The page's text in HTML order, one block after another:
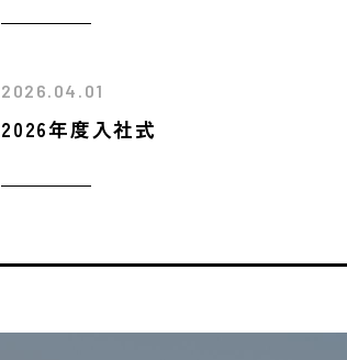
2026.04.01
2026年度入社式